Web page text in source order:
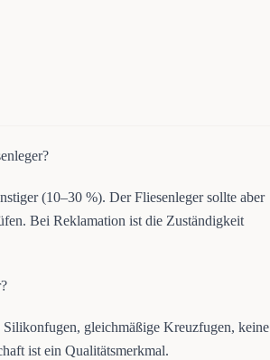
(10–30 %). Der Fliesenleger sollte aber
Bei Reklamation ist die Zuständigkeit
gleichmäßige Kreuzfugen, keine
ist ein Qualitätsmerkmal.